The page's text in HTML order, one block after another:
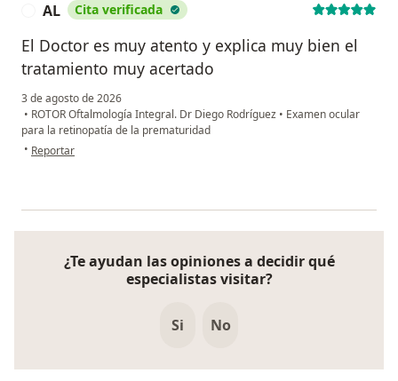
AL Cita verificada
El Doctor es muy atento y explica muy bien el
tratamiento muy acertado
3 de agosto de 2026
• ROTOR Oftalmología Integral. Dr Diego Rodríguez • Examen ocular
para la retinopatía de la prematuridad
• en opinión del usuario AL
Reportar
¿Te ayudan las opiniones a decidir qué
especialistas visitar?
Si No